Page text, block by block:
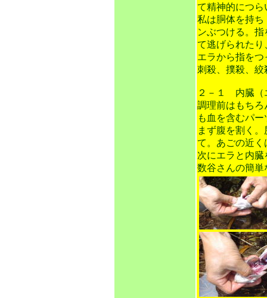
て精神的につ
私は胴体を持
ンぶつける。
て逃げられたり
エラから指を
刺殺、撲殺、
２－１ 内臓（
調理前はもち
も血を含むパ
まず腹を割く
て。あごの近
次にエラと内臓
数谷さんの簡単